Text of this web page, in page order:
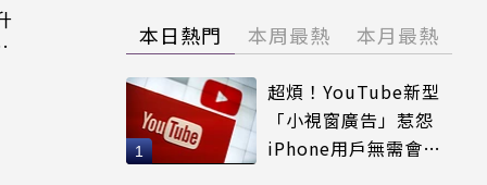
本日熱門 本周最熱 本月最熱
超煩！YouTube新型
「小視窗廣告」惹怨
iPhone用戶無需會員